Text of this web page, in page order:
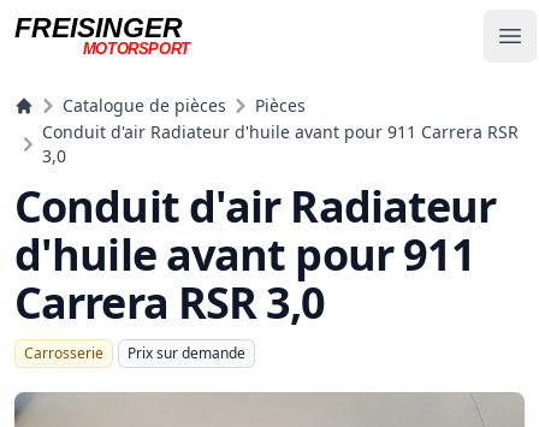
FREISINGER
MOTORSPORT
Catalogue de pièces
Pièces
Conduit d'air Radiateur d'huile avant pour 911 Carrera RSR
3,0
Conduit d'air Radiateur
d'huile avant pour 911
Carrera RSR 3,0
Carrosserie Prix ​​sur demande